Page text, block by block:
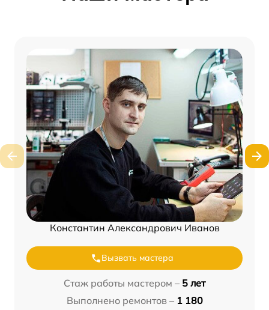
Константин Александрович Иванов
Вызвать мастера
Стаж работы мастером – 5 лет
Выполнено ремонтов – 1 180